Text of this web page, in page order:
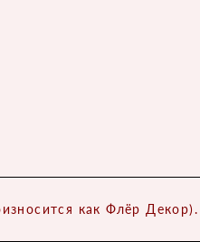
как Флёр